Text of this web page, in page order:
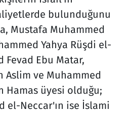
bulunduğunu
Mustafa Muhammed
Yahya Rüşdi el-
Fevad Ebu Matar,
Aslim ve Muhammed
Hamas üyesi olduğu;
el-Neccar'ın ise İslami